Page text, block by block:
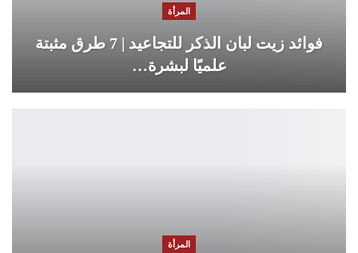
المرأة
فوائد زيت لبان الذكر للتجاعيد | 7 طرق مثبتة
علميًا لبشرة…
المرأة